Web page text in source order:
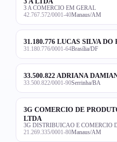
3 A COMERCIO EM GERAL
42.767.572/0001-40Manaus/AM
31.180.776 LUCAS SILVA DO
31.180.776/0001-64Brasília/DF
33.500.822 ADRIANA
33.500.822/0001-90Serrinha/BA
3G COMERCIO DE
LTDA
3G DISTRIBUICAO E COMERCIO
21.269.335/0001-80Manaus/AM